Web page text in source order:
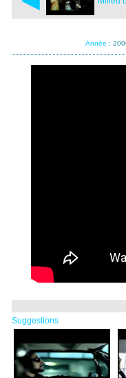
Année :
Suggestions